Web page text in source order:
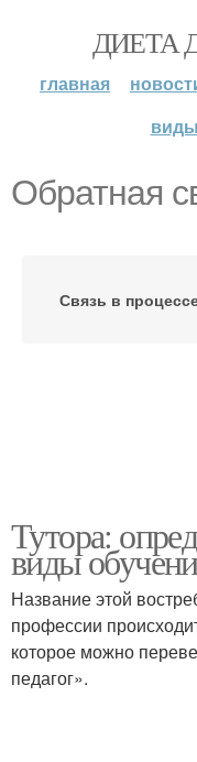
ДИЕТА
главная
Обратная
Связь в
Тутора:
виды
Название этой
профессии
которое можно
педагог».